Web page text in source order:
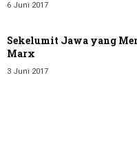
6 Juni 2017
Sekelumit Jawa yang
Marx
3 Juni 2017